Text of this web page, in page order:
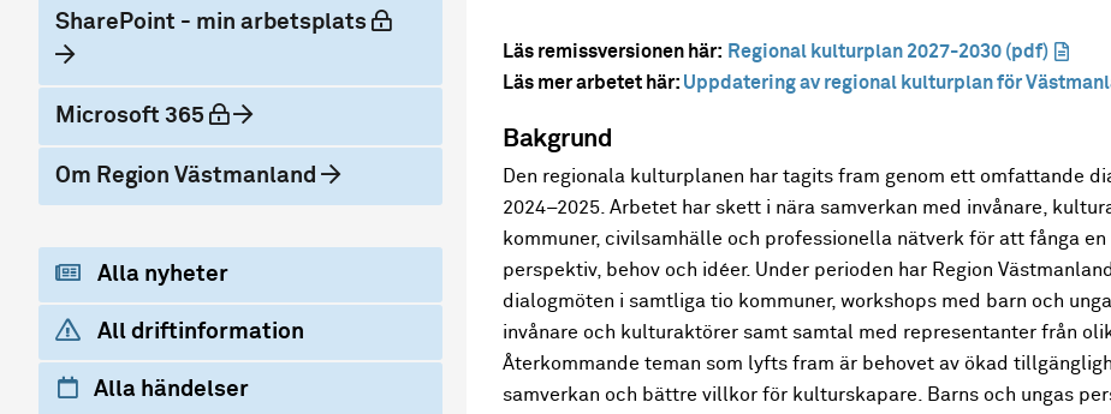
SharePoint - min arbetsplats låst
Microsoft 365 låst
Om Region Västmanland
Alla nyheter
All driftinformation
Alla händelser
Läs remissversionen här: Regional kulturplan 2027-2030 (pdf)
Läs mer arbetet här: Uppdatering av regional kulturplan för
Bakgrund
Den regionala kulturplanen har tagits fram genom ett omfattande
2024–2025. Arbetet har skett i nära samverkan med invånare,
kommuner, civilsamhälle och professionella nätverk för att fånga
perspektiv, behov och idéer. Under perioden har Region
dialogmöten i samtliga tio kommuner, workshops med barn och
invånare och kulturaktörer samt samtal med representanter från
Återkommande teman som lyfts fram är behovet av ökad
samverkan och bättre villkor för kulturskapare. Barns och ungas